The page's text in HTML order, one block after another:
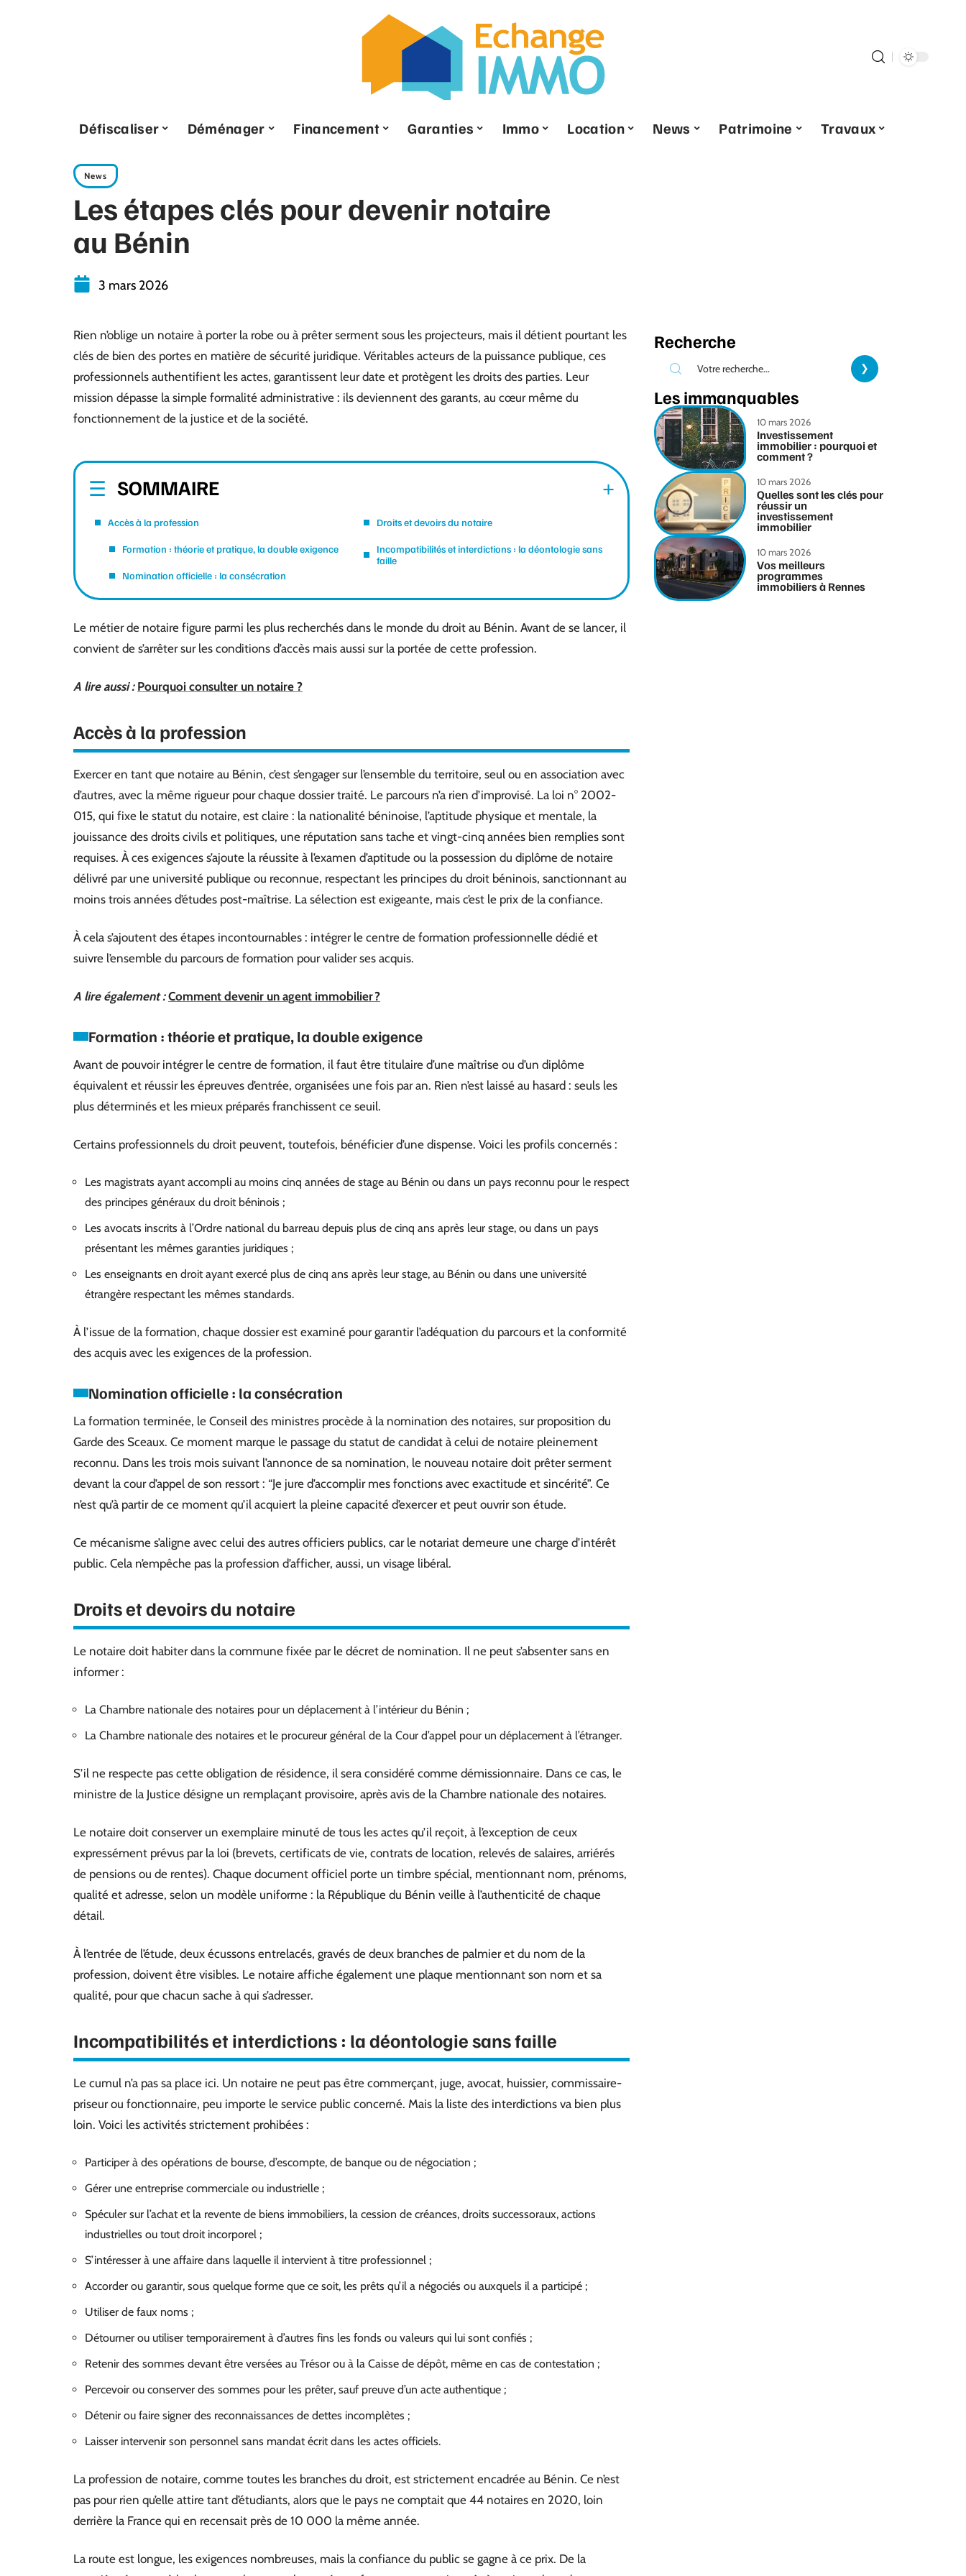
Défiscaliser Déménager Financement Garanties Immo Location News Patrimoine Travaux
News
Les étapes clés pour devenir notaire
au Bénin
3 mars 2026
Rien n’oblige un notaire à porter la robe ou à prêter serment sous les projecteurs, mais il détient pourtant les
clés de bien des portes en matière de sécurité juridique. Véritables acteurs de la puissance publique, ces
professionnels authentifient les actes, garantissent leur date et protègent les droits des parties. Leur
mission dépasse la simple formalité administrative : ils deviennent des garants, au cœur même du
fonctionnement de la justice et de la société.
SOMMAIRE
Accès à la profession
Formation : théorie et pratique, la double exigence
Nomination officielle : la consécration
Droits et devoirs du notaire
Incompatibilités et interdictions : la déontologie sans
faille
Le métier de notaire figure parmi les plus recherchés dans le monde du droit au Bénin. Avant de se lancer, il
convient de s’arrêter sur les conditions d’accès mais aussi sur la portée de cette profession.
A lire aussi : Pourquoi consulter un notaire ?
Accès à la profession
Exercer en tant que notaire au Bénin, c’est s’engager sur l’ensemble du territoire, seul ou en association avec
d’autres, avec la même rigueur pour chaque dossier traité. Le parcours n’a rien d’improvisé. La loi n° 2002-
015, qui fixe le statut du notaire, est claire : la nationalité béninoise, l’aptitude physique et mentale, la
jouissance des droits civils et politiques, une réputation sans tache et vingt-cinq années bien remplies sont
requises. À ces exigences s’ajoute la réussite à l’examen d’aptitude ou la possession du diplôme de notaire
délivré par une université publique ou reconnue, respectant les principes du droit béninois, sanctionnant au
moins trois années d’études post-maîtrise. La sélection est exigeante, mais c’est le prix de la confiance.
À cela s’ajoutent des étapes incontournables : intégrer le centre de formation professionnelle dédié et
suivre l’ensemble du parcours de formation pour valider ses acquis.
A lire également : Comment devenir un agent immobilier ?
Formation : théorie et pratique, la double exigence
Avant de pouvoir intégrer le centre de formation, il faut être titulaire d’une maîtrise ou d’un diplôme
équivalent et réussir les épreuves d’entrée, organisées une fois par an. Rien n’est laissé au hasard : seuls les
plus déterminés et les mieux préparés franchissent ce seuil.
Certains professionnels du droit peuvent, toutefois, bénéficier d’une dispense. Voici les profils concernés :
Les magistrats ayant accompli au moins cinq années de stage au Bénin ou dans un pays reconnu pour le respect
des principes généraux du droit béninois ;
Les avocats inscrits à l’Ordre national du barreau depuis plus de cinq ans après leur stage, ou dans un pays
présentant les mêmes garanties juridiques ;
Les enseignants en droit ayant exercé plus de cinq ans après leur stage, au Bénin ou dans une université
étrangère respectant les mêmes standards.
À l’issue de la formation, chaque dossier est examiné pour garantir l’adéquation du parcours et la conformité
des acquis avec les exigences de la profession.
Nomination officielle : la consécration
La formation terminée, le Conseil des ministres procède à la nomination des notaires, sur proposition du
Garde des Sceaux. Ce moment marque le passage du statut de candidat à celui de notaire pleinement
reconnu. Dans les trois mois suivant l’annonce de sa nomination, le nouveau notaire doit prêter serment
devant la cour d’appel de son ressort : “Je jure d’accomplir mes fonctions avec exactitude et sincérité”. Ce
n’est qu’à partir de ce moment qu’il acquiert la pleine capacité d’exercer et peut ouvrir son étude.
Ce mécanisme s’aligne avec celui des autres officiers publics, car le notariat demeure une charge d’intérêt
public. Cela n’empêche pas la profession d’afficher, aussi, un visage libéral.
Droits et devoirs du notaire
Le notaire doit habiter dans la commune fixée par le décret de nomination. Il ne peut s’absenter sans en
informer :
La Chambre nationale des notaires pour un déplacement à l’intérieur du Bénin ;
La Chambre nationale des notaires et le procureur général de la Cour d’appel pour un déplacement à l’étranger.
S’il ne respecte pas cette obligation de résidence, il sera considéré comme démissionnaire. Dans ce cas, le
ministre de la Justice désigne un remplaçant provisoire, après avis de la Chambre nationale des notaires.
Le notaire doit conserver un exemplaire minuté de tous les actes qu’il reçoit, à l’exception de ceux
expressément prévus par la loi (brevets, certificats de vie, contrats de location, relevés de salaires, arriérés
de pensions ou de rentes). Chaque document officiel porte un timbre spécial, mentionnant nom, prénoms,
qualité et adresse, selon un modèle uniforme : la République du Bénin veille à l’authenticité de chaque
détail.
À l’entrée de l’étude, deux écussons entrelacés, gravés de deux branches de palmier et du nom de la
profession, doivent être visibles. Le notaire affiche également une plaque mentionnant son nom et sa
qualité, pour que chacun sache à qui s’adresser.
Incompatibilités et interdictions : la déontologie sans faille
Le cumul n’a pas sa place ici. Un notaire ne peut pas être commerçant, juge, avocat, huissier, commissaire-
priseur ou fonctionnaire, peu importe le service public concerné. Mais la liste des interdictions va bien plus
loin. Voici les activités strictement prohibées :
Participer à des opérations de bourse, d’escompte, de banque ou de négociation ;
Gérer une entreprise commerciale ou industrielle ;
Spéculer sur l’achat et la revente de biens immobiliers, la cession de créances, droits successoraux, actions
industrielles ou tout droit incorporel ;
S’intéresser à une affaire dans laquelle il intervient à titre professionnel ;
Accorder ou garantir, sous quelque forme que ce soit, les prêts qu’il a négociés ou auxquels il a participé ;
Utiliser de faux noms ;
Détourner ou utiliser temporairement à d’autres fins les fonds ou valeurs qui lui sont confiés ;
Retenir des sommes devant être versées au Trésor ou à la Caisse de dépôt, même en cas de contestation ;
Percevoir ou conserver des sommes pour les prêter, sauf preuve d’un acte authentique ;
Détenir ou faire signer des reconnaissances de dettes incomplètes ;
Laisser intervenir son personnel sans mandat écrit dans les actes officiels.
La profession de notaire, comme toutes les branches du droit, est strictement encadrée au Bénin. Ce n’est
pas pour rien qu’elle attire tant d’étudiants, alors que le pays ne comptait que 44 notaires en 2020, loin
derrière la France qui en recensait près de 10 000 la même année.
La route est longue, les exigences nombreuses, mais la confiance du public se gagne à ce prix. De la
Recherche
Les immanquables
10 mars 2026
Investissement
immobilier : pourquoi et
comment ?
10 mars 2026
Quelles sont les clés pour
réussir un
investissement
immobilier
10 mars 2026
Vos meilleurs
programmes
immobiliers à Rennes